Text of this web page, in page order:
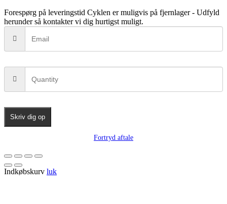
Forespørg på leveringstid Cyklen er muligvis på fjernlager - Udfyld
herunder så kontakter vi dig hurtigst muligt.
Skriv dig op
Fortryd aftale
Indkøbskurv luk